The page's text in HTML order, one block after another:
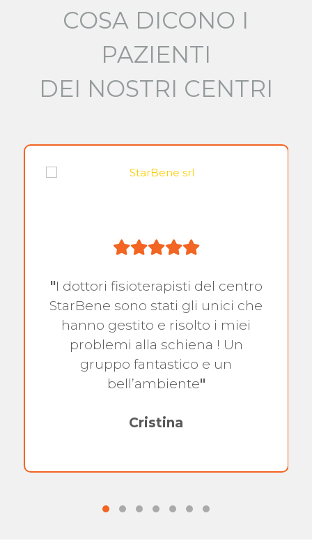
COSA DICONO I
PAZIENTI
DEI NOSTRI CENTRI
"I dottori fisioterapisti del centro
StarBene sono stati gli unici che
hanno gestito e risolto i miei
problemi alla schiena ! Un
gruppo fantastico e un
bell’ambiente"
Cristina